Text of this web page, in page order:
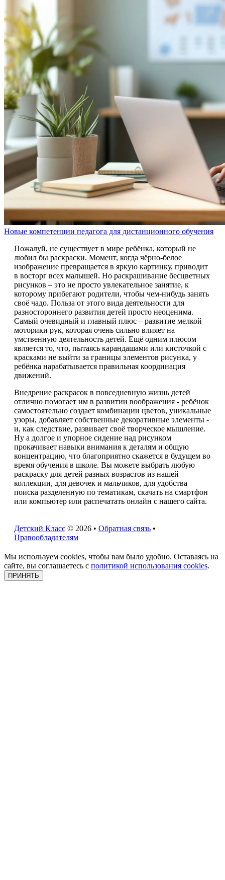
Новые компетенции педагога для дистанционного обучения
Пожалуй, не существует в мире ребёнка, который не
любил бы раскраски. Момент, когда чёрно-белое
изображение превращается в яркую картинку, приводит
в восторг всех малышей. Но раскрашивание бесцветных
рисунков – это не просто увлекательное занятие, к
которому прибегают родители, чтобы чем-нибудь занять
своё чадо. Польза от этого вида деятельности для
разностороннего развития детей просто неоценима.
Самый очевидный и главный плюс – развитие мелкой
моторики рук, которая очень сильно влияет на
умственную деятельность детей. Ещё одним плюсом
является то, что, пытаясь карандашами или кисточкой с
красками не выйти за границы элементов рисунка, у
ребёнка нарабатывается правильная координация
движений.
Внедрение раскрасок в повседневную жизнь детей
отлично помогает им в развитии воображения - ребёнок
самостоятельно создает комбинации цветов, уникальные
узоры, добавляет собственные декоративные элементы -
и, как следствие, развивает своё творческое мышление.
Ну а долгое и упорное сидение над рисунком
прокачивает навыки внимания к деталям и общую
концентрацию, что благоприятно скажется в будущем во
время обучения в школе. Вы можете выбрать любую
раскраску для детей разных возрастов из нашей
коллекции, для девочек и мальчиков, для удобства
поиска разделенную по тематикам, скачать на смартфон
или компьютер или распечатать онлайн с нашего сайта.
Детский Класс © 2026 • Обратная связь •
Правообладателям
Мы используем cookies, чтобы вам было удобно. Оставаясь на
сайте, вы соглашаетесь с политикой использования cookies.
ПРИНЯТЬ